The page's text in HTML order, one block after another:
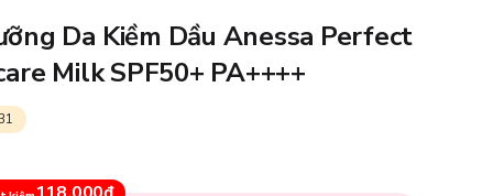
Da Kiềm Dầu Anessa Perfect
Milk SPF50+ PA++++